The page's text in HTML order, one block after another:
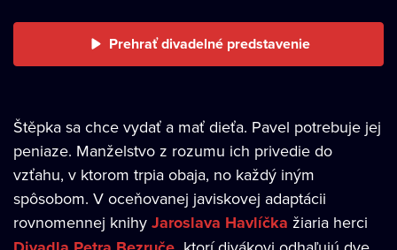
Prehrať divadelné predstavenie
Štěpka sa chce vydať a mať dieťa. Pavel potrebuje jej
peniaze. Manželstvo z rozumu ich privedie do
vzťahu, v ktorom trpia obaja, no každý iným
spôsobom. V oceňovanej javiskovej adaptácii
rovnomennej knihy Jaroslava Havlíčka žiaria herci